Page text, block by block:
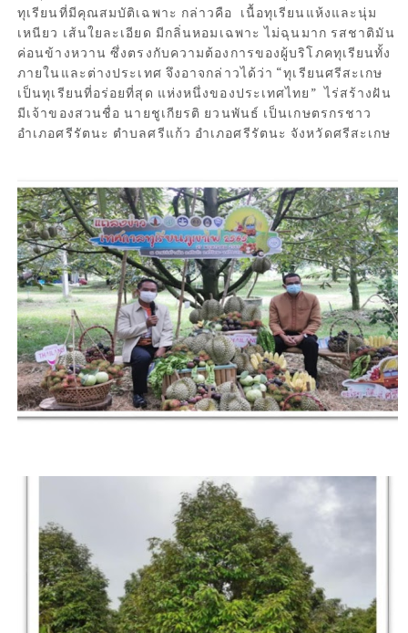
ทุเรียนที่มีคุณสมบัติเฉพาะ กล่าวคือ  เนื้อทุเรียนแห้งและนุ่ม
เหนียว เส้นใยละเอียด มีกลิ่นหอมเฉพาะ ไม่ฉุนมาก รสชาติมัน
ค่อนข้างหวาน ซึ่งตรงกับความต้องการของผู้บริโภคทุเรียนทั้ง
ภายในและต่างประเทศ จึงอาจกล่าวได้ว่า “ทุเรียนศรีสะเกษ
เป็นทุเรียนที่อร่อยที่สุด แห่งหนึ่งของประเทศไทย”  ไร่สร้างฝัน
มีเจ้าของสวนชื่อ นายชูเกียรติ ยวนพันธ์ เป็นเกษตรกรชาว
อำเภอศรีรัตนะ ตำบลศรีแก้ว อำเภอศรีรัตนะ จังหวัดศรีสะเกษ